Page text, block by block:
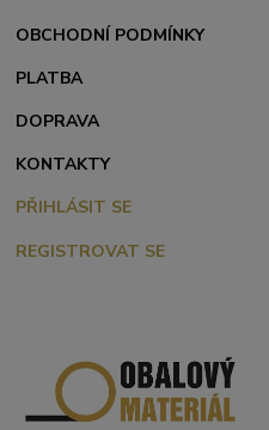
OBCHODNÍ PODMÍNKY
PLATBA
DOPRAVA
KONTAKTY
PŘIHLÁSIT SE
REGISTROVAT SE